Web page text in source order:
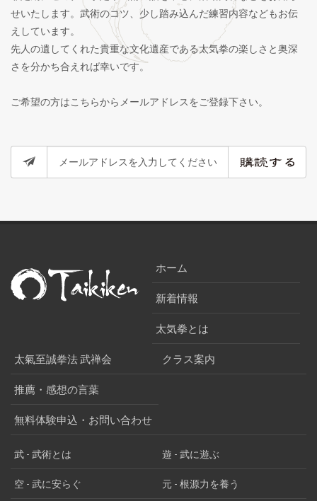
せいたします。武術のコツ、少し踏み込んだ練習内容などもお伝
えしています。
先人の遺してくれた貴重な文化遺産である太気拳の楽しさと奥深
さを分かち合えれば幸いです。
ご希望の方はこちらからメールアドレスをご登録下さい。
ホーム
新着情報
太気拳とは
太氣至誠拳法 武禅会 クラス案内
推薦・感想の言葉
無料体験申込・お問い合わせ
武 - 武術とは 遊 - 武に遊ぶ
空 - 武に安らぐ 元 - 根源力を養う